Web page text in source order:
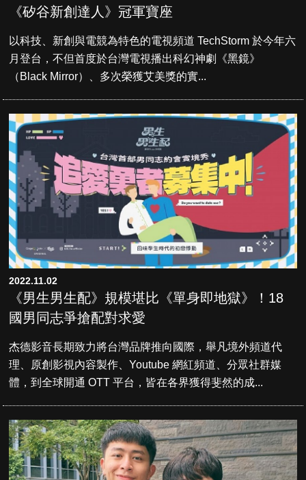
《矽谷新創達人》冠軍寶座
以科技、新創與電競為特色的電視頻道 TechStorm 於今年六
月登台，不但首度於台灣電視播出科幻神劇《黑鏡》
（Black Mirror）、多次榮獲艾美獎的實...
2022.11.02
《男生男生配》規模堪比《單身即地獄》！18
國男同志爭搶配對求愛
杰德影音長期致力將台灣品牌推向國際，舉凡境外頻道代
理、原創影視內容製作、Youtube 網紅頻道、分眾社群媒
體，到全球開通 OTT 平台，皆在各界獲得斐然的成...